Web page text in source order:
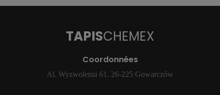
TAPISCHEMEX
Coordonnées
Al. Wyzwolenia 61, 26-225 Gowarczów